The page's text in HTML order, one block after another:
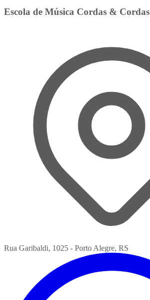
Escola de Música Cordas & Cordas
Rua Garibaldi, 1025 - Porto Alegre, RS